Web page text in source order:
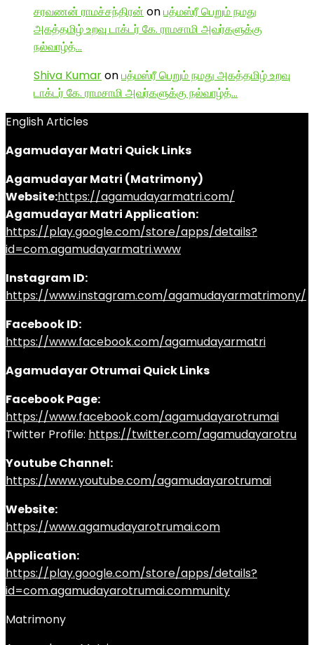
சரவணன் ராமச்சந்திரன் onபத்மஸ்ரீ பெறும் நமது
அகத்தமிழ் உறவு டாக்டர் கே. ராமசாமி அவர்களுக்கு
நல்வாழ்த்…
Shiva Kumaronபத்மஸ்ரீ பெறும் நமது அகத்தமிழ் உறவு
டாக்டர் கே. ராமசாமி அவர்களுக்கு நல்வாழ்த்…
English Articles
Agamudayar Matri Quick Links
Agamudayar Matri (Matrimony)
Website:https://agamudayarmatri.com/
Agamudayar Matri Application:
https://play.google.com/store/apps/details?
id=com.agamudayarmatri.www
Instagram ID:
https://www.instagram.com/agamudayarmatrimony/
Facebook ID:
https://www.facebook.com/agamudayarmatri
Agamudayar Otrumai Quick Links
Facebook Page:
https://www.facebook.com/agamudayarotrumai
Twitter Profile: https://twitter.com/agamudayarotru
Youtube Channel:
https://www.youtube.com/agamudayarotrumai
Website:
https://www.agamudayarotrumai.com
Application:
https://play.google.com/store/apps/details?
id=com.agamudayarotrumai.community
Matrimony